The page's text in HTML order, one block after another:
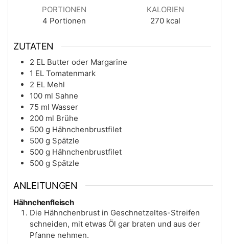
PORTIONEN
4 Portionen
KALORIEN
270 kcal
ZUTATEN
2 EL Butter oder Margarine
1 EL Tomatenmark
2 EL Mehl
100 ml Sahne
75 ml Wasser
200 ml Brühe
500 g Hähnchenbrustfilet
500 g Spätzle
500 g Hähnchenbrustfilet
500 g Spätzle
ANLEITUNGEN
Hähnchenfleisch
Die Hähnchenbrust in Geschnetzeltes-Streifen
schneiden, mit etwas Öl gar braten und aus der
Pfanne nehmen.